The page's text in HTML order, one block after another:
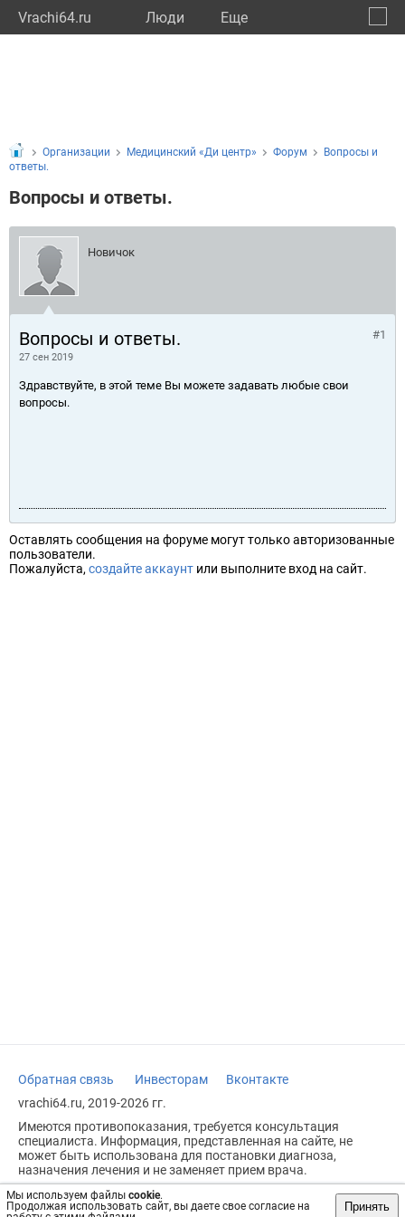
Vrachi64.ru Люди Eще
Мы используем файлы cookie.
Продолжая использовать сайт, вы даете свое согласие на
Принять
Организации Медицинский «Ди центр» Форум
Вопросы и
ответы.
Вопросы и ответы.
Новичок
Вопросы и ответы.
27 сен 2019
#1
Здравствуйте, в этой теме Вы можете задавать любые свои
вопросы.
Оставлять сообщения на форуме могут только авторизованные
пользователи.
Пожалуйста, создайте аккаунт или выполните вход на сайт.
Обратная связь Инвесторам
Вконтакте
vrachi64.ru, 2019-2026 гг.
Имеются противопоказания, требуется консультация
специалиста. Информация, представленная на сайте, не
может быть использована для постановки диагноза,
назначения лечения и не заменяет прием врача.
Возрастное ограничение: 18+